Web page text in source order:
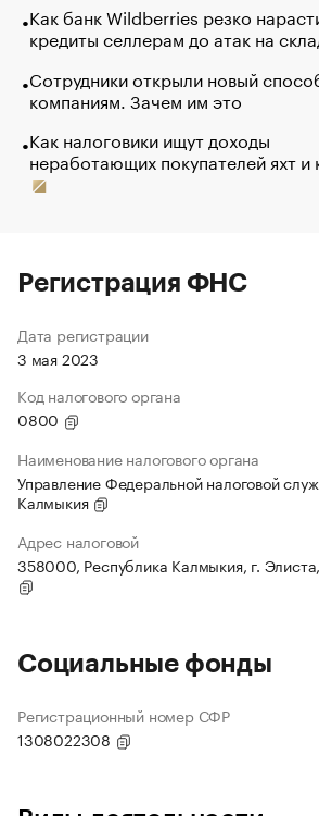
Как банк Wildberries резко
кредиты селлерам до атак на
Сотрудники открыли новый
компаниям. Зачем им это
Как налоговики ищут доходы
неработающих покупателей яхт и
Регистрация ФНС
Дата регистрации
3 мая 2023
Код налогового органа
0800
Наименование налогового органа
Управление Федеральной налоговой
Калмыкия
Адрес налоговой
358000, Республика Калмыкия, г.
Социальные фонды
Регистрационный номер СФР
1308022308